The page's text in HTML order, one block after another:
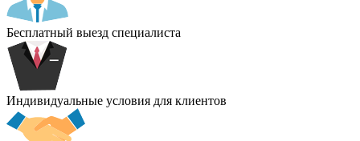
Бесплатный выезд специалиста
Индивидуальные условия для клиентов